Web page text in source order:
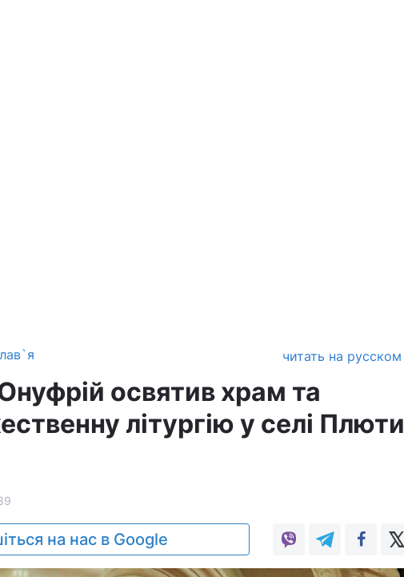
читать на русском
освятив храм та
літургію у селі Плюти
на нас в Google